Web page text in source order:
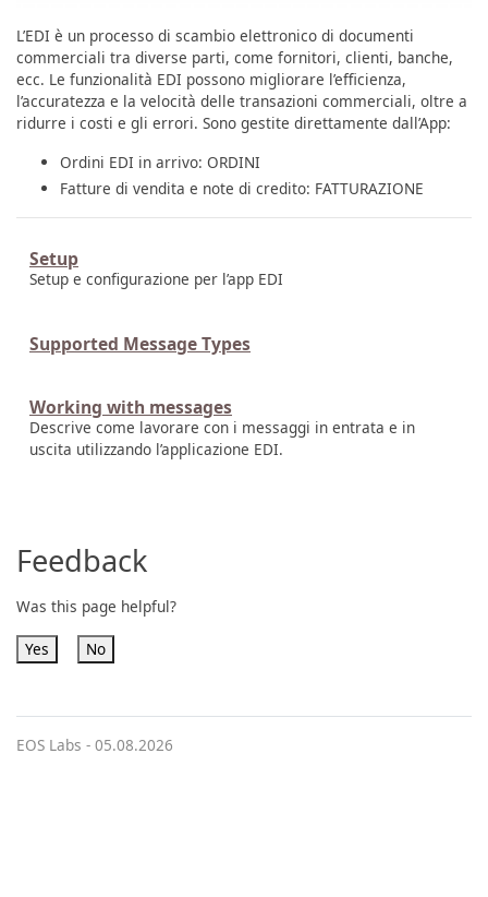
L’EDI è un processo di scambio elettronico di documenti
commerciali tra diverse parti, come fornitori, clienti, banche,
ecc. Le funzionalità EDI possono migliorare l’efficienza,
l’accuratezza e la velocità delle transazioni commerciali, oltre a
ridurre i costi e gli errori. Sono gestite direttamente dall’App:
Ordini EDI in arrivo: ORDINI
Fatture di vendita e note di credito: FATTURAZIONE
Setup
Setup e configurazione per l’app EDI
Supported Message Types
Working with messages
Descrive come lavorare con i messaggi in entrata e in
uscita utilizzando l’applicazione EDI.
Feedback
Was this page helpful?
Yes No
EOS Labs - 05.08.2026